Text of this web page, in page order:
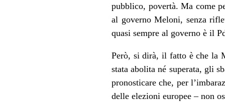
pubblico, povertà. Ma come
al governo Meloni, senza
quasi sempre al governo è il
Però, si dirà, il fatto è che la
stata abolita né superata, gli
pronosticare che, per
delle elezioni europee – non